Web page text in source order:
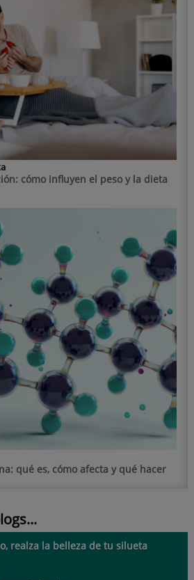
cómo influyen el peso y la dieta
qué es, cómo afecta y qué hacer
realza la belleza de tu silueta